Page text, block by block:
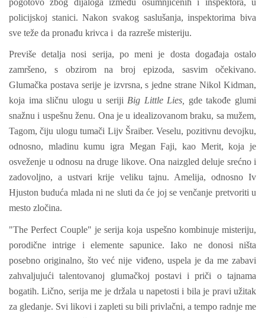
policijskoj stanici. Nakon svakog saslušanja, inspektorima biva
sve teže da pronađu krivca i da razreše misteriju.
Previše detalja nosi serija, po meni je dosta događaja ostalo
zamršeno, s obzirom na broj epizoda, sasvim očekivano.
Glumačka postava serije je izvrsna, s jedne strane Nikol Kidman,
koja ima sličnu ulogu u seriji Big Little Lies, gde takođe glumi
snažnu i uspešnu ženu. Ona je u idealizovanom braku, sa mužem,
Tagom, čiju ulogu tumači Lijv Šraiber. Veselu, pozitivnu devojku,
odnosno, mladinu kumu igra Megan Faji, kao Merit, koja je
osveženje u odnosu na druge likove. Ona naizgled deluje srećno i
zadovoljno, a ustvari krije veliku tajnu. Amelija, odnosno Iv
Hjuston buduća mlada ni ne sluti da će joj se venčanje pretvoriti u
mesto zločina.
"The Perfect Couple" je serija koja uspešno kombinuje misteriju,
porodične intrige i elemente sapunice. Iako ne donosi ništa
posebno originalno, što već nije viđeno, uspela je da me zabavi
zahvaljujući talentovanoj glumačkoj postavi i priči o tajnama
bogatih. Lično, serija me je držala u napetosti i bila je pravi užitak
za gledanje. Svi likovi i zapleti su bili privlačni, a tempo radnje me